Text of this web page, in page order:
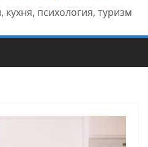
кухня, психология, туризм